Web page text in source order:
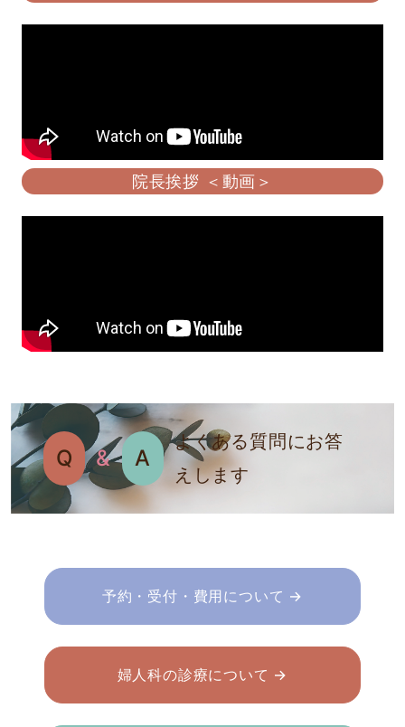
院長挨拶 ＜動画＞
Q & A
よくある質問にお答
えします
予約・受付・費用について →
婦人科の診療について →